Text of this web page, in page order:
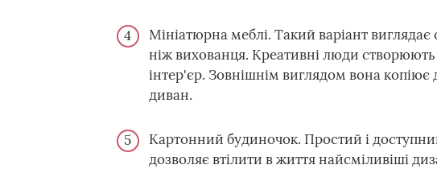
Мініатюрна меблі. Такий варіант
ніж вихованця. Креативні люди
інтер'єр. Зовнішнім виглядом вона
диван.
Картонний будиночок. Простий і
дозволяє втілити в життя найсміливіші